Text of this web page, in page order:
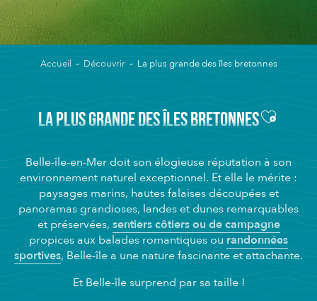
Accueil Découvrir La plus grande des îles bretonnes
LA PLUS GRANDE DES ÎLES BRETONNESAjouter
Belle-île-en-Mer doit son élogieuse réputation à son
environnement naturel exceptionnel. Et elle le mérite :
paysages marins, hautes falaises découpées et
panoramas grandioses, landes et dunes remarquables
et préservées, sentiers côtiers ou de campagne
propices aux balades romantiques ou randonnées
sportives, Belle-île a une nature fascinante et attachante.
Et Belle-île surprend par sa taille !